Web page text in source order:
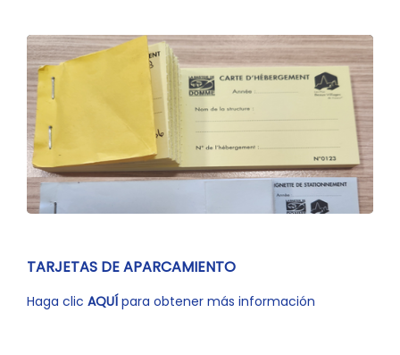
TARJETAS DE APARCAMIENTO
Haga clic AQUÍ para obtener más información